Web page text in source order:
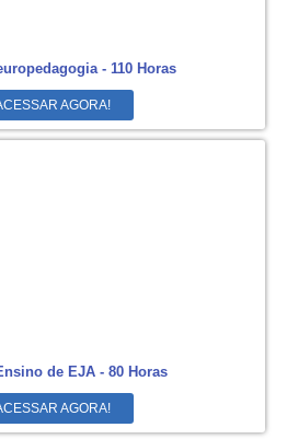
- 110 Horas
AGORA!
de EJA - 80 Horas
AGORA!